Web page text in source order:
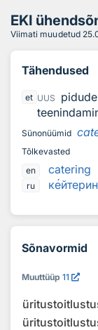
EKI
Viimati muudetud
Tähendused
et UUS
Sünonüümid
Tõlkevasted
en
catering
ru ке
Sõnavormid
Muuttüüp 11